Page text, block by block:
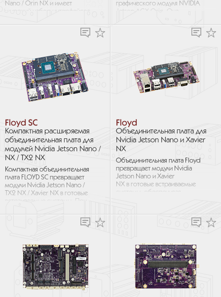
Nano / Orin NX и имеет
широкий набор интерфейсов
графического модуля NVIDIA
Jetson AGX Orin. Она
возможностям ввода-вывода...
Floyd SC
Компактная расширяемая
объединительная плата для
модулей Nvidia Jetson Nano /
NX / TX2 NX
Компактная объединительная
плата FLOYD SC превращает
модули Nvidia Jetson Nano /
TX2 NX / Xavier NX в готовые
встраиваемые системы. При
Floyd
Объединительная плата для
Nvidia Jetson Nano и Xavier
NX
Объединительная плата Floyd
превращает модули Nvidia
Jetson Nano и Xavier
NX в готовые встраиваемые
системы, обеспечивая